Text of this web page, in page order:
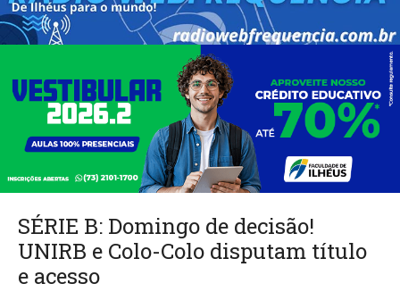
SÉRIE B: Domingo de decisão!
UNIRB e Colo-Colo disputam título
e acesso